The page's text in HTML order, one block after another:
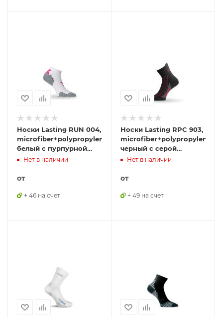
Носки Lasting RUN 004,
microfiber+polypropylene,
белый с пурпурной
полоской, размер S ,
Нет в наличии
от
+ 46 на счет
Носки Lasting RPC 903,
microfiber+polypropylene,
черный с серой
подошвой и красной
RPC903-S
Нет в наличии
от
+ 49 на счет